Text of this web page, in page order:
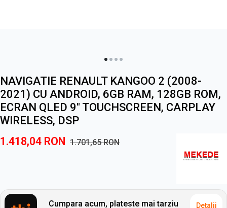
NAVIGATIE RENAULT KANGOO 2 (2008-
2021) CU ANDROID, 6GB RAM, 128GB ROM,
ECRAN QLED 9" TOUCHSCREEN, CARPLAY
WIRELESS, DSP
1.418,04 RON 1.701,65RON
Cumpara acum, plateste mai tarziu
Detalii